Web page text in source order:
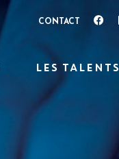
CONTACT
LES TALENTS